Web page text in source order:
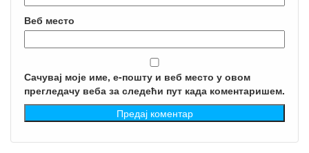
Веб место
Сачувај моје име, е-пошту и веб место у овом
прегледачу веба за следећи пут када коментаришем.